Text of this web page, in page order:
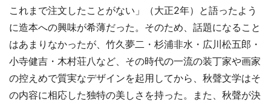
これまで注文したことがない」（大正2年）と語ったよう
に造本への興味が希薄だった。そのため、話題になること
はあまりなかったが、竹久夢二・杉浦非水・広川松五郎・
小寺健吉・木村荘八など、その時代の一流の装丁家や画家
の控えめで質実なデザインを起用してから、秋聲文学はそ
の内容に相応した独特の美しさを持った。また、秋聲が決